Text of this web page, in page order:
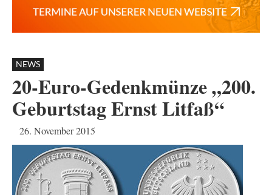
NEWS
20-Euro-Gedenkmünze „200.
Geburtstag Ernst Litfaß“
26. November 2015